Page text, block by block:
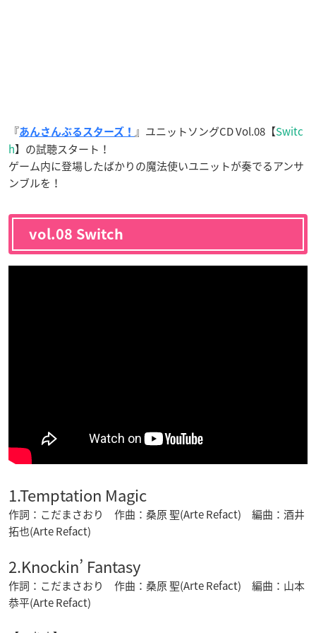
『あんさんぶるスターズ！ 』ユニットソングCD Vol.08【Switc
h】の試聴スタート！
ゲーム内に登場したばかりの魔法使いユニットが奏でるアンサ
ンブルを！
vol.08 Switch
1.Temptation Magic
作詞：こだまさおり 作曲：桑原 聖(Arte Refact) 編曲：酒井
拓也(Arte Refact)
2.Knockin’ Fantasy
作詞：こだまさおり 作曲：桑原 聖(Arte Refact) 編曲：山本
恭平(Arte Refact)